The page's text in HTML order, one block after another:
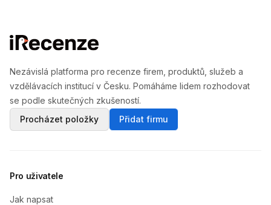
Nezávislá platforma pro recenze firem, produktů, služeb a
vzdělávacích institucí v Česku. Pomáháme lidem rozhodovat
se podle skutečných zkušeností.
Procházet položky
Přidat firmu
Pro uživatele
Jak napsat